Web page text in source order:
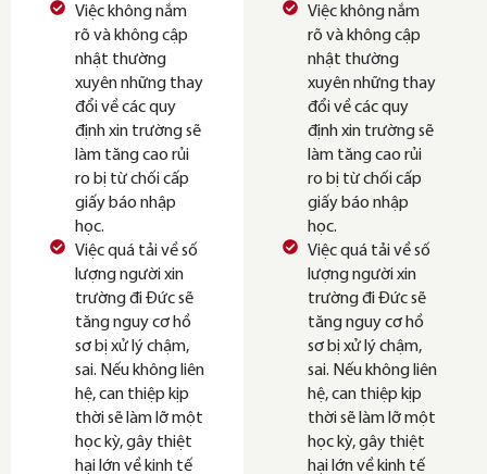
Việc không nắm
rõ và không cập
nhật thường
xuyên những thay
đổi về các quy
định xin trường sẽ
làm tăng cao rủi
ro bị từ chối cấp
giấy báo nhập
học.
Việc quá tải về số
lượng người xin
trường đi Đức sẽ
tăng nguy cơ hồ
sơ bị xử lý chậm,
sai. Nếu không liên
hệ, can thiệp kịp
thời sẽ làm lỡ một
học kỳ, gây thiệt
hại lớn về kinh tế
Việc không nắm
rõ và không cập
nhật thường
xuyên những thay
đổi về các quy
định xin trường sẽ
làm tăng cao rủi
ro bị từ chối cấp
giấy báo nhập
học.
Việc quá tải về số
lượng người xin
trường đi Đức sẽ
tăng nguy cơ hồ
sơ bị xử lý chậm,
sai. Nếu không liên
hệ, can thiệp kịp
thời sẽ làm lỡ một
học kỳ, gây thiệt
hại lớn về kinh tế